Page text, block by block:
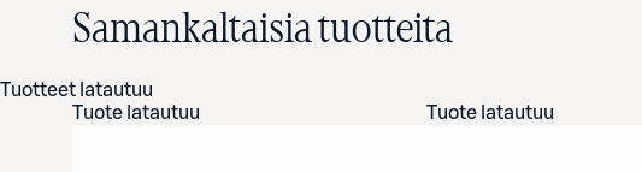
Samankaltaisia tuotteita
Tuotteet latautuu
Tuote latautuu
Tuote latautuu